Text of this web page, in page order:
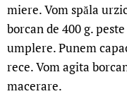
miere. Vom spăla
borcan de 400 g.
umplere. Punem
rece. Vom agita
macerare.